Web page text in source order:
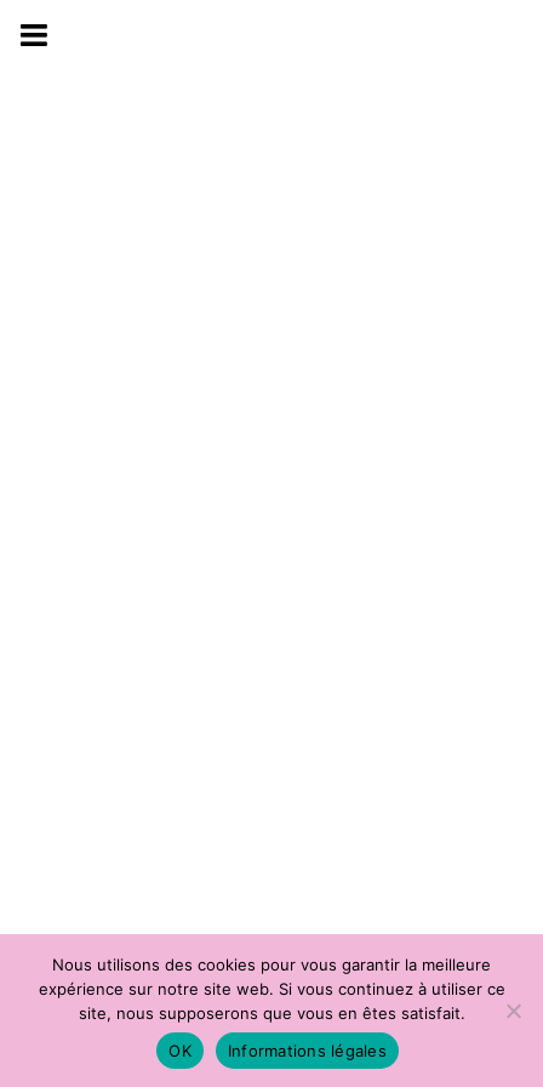
details
Nous utilisons des cookies pour vous garantir la meilleure
expérience sur notre site web. Si vous continuez à utiliser ce
site, nous supposerons que vous en êtes satisfait.
OK
Informations légales